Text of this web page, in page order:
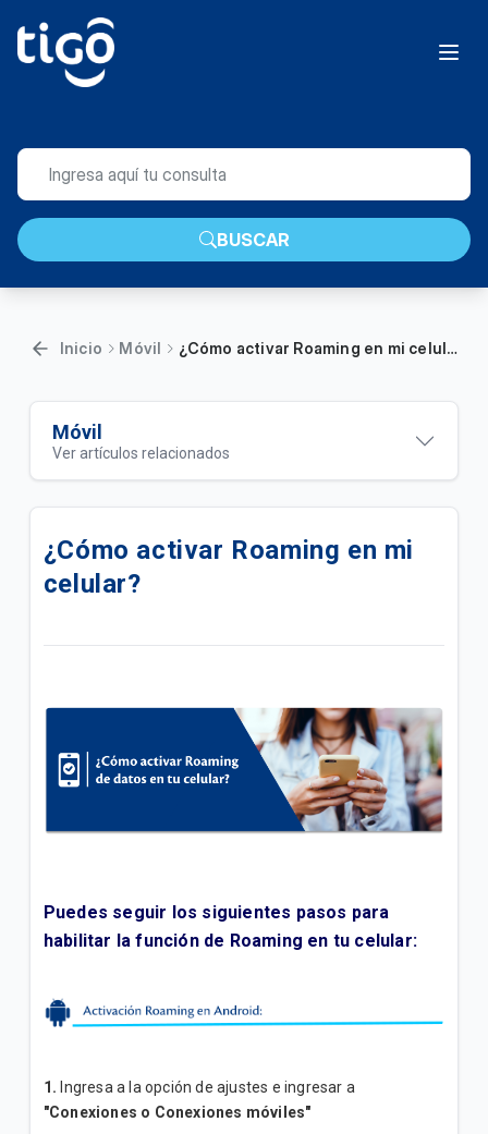
BUSCAR
Inicio Móvil ¿Cómo activar Roaming en mi celular?
Móvil
Ver artículos relacionados
Cómo activar el Roaming en tu iPhone.
Cómo activar el Roaming en tu Android.
Encuentra soporte para tus servicios móviles
Postpago
Consulta sobre tu factura y métodos de pago
Quisiera pedir un teléfono con mi plan, ¿qué debo
hacer?
VER MÁS
¿Cómo activar Roaming en mi
celular?
Puedes seguir los siguientes pasos para
habilitar la función de Roaming en tu celular:
1. Ingresa a la opción de ajustes e ingresar a
"Conexiones o Conexiones móviles"